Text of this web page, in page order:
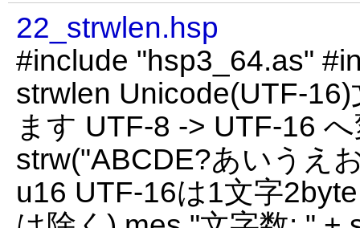
22_strwlen.hsp
#include "hsp3_64.as"
strwlen Unicode(UTF-
ます UTF-8 -> UTF-16
strw("ABCDE?あいうえ
u16 UTF-16は1文字